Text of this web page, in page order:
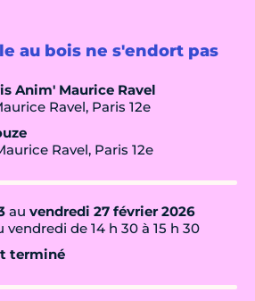
au bois ne s'endort pas
Anim' Maurice Ravel
Ravel, Paris 12e
Ravel, Paris 12e
au vendredi 27 février 2026
vendredi de 14 h 30 à 15 h 30
terminé